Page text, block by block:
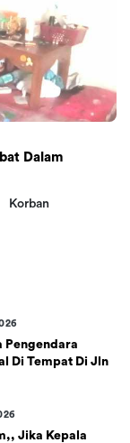
Dalam
Korban
Pengendara
Di Tempat Di Jln
Jika Kepala